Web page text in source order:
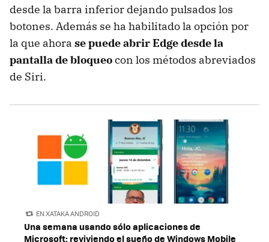
desde la barra inferior dejando pulsados los
botones. Además se ha habilitado la opción por
la que ahora se puede abrir Edge desde la
pantalla de bloqueocon los métodos abreviados
de Siri.
EN XATAKA ANDROID
Una semana usando sólo aplicaciones de
Microsoft: reviviendo el sueño de Windows Mobile